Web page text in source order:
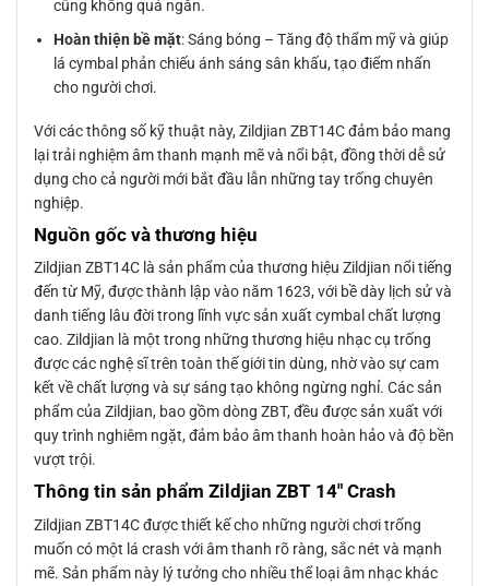
cũng không quá ngắn.
Hoàn thiện bề mặt: Sáng bóng – Tăng độ thẩm mỹ và giúp
lá cymbal phản chiếu ánh sáng sân khấu, tạo điểm nhấn
cho người chơi.
Với các thông số kỹ thuật này, Zildjian ZBT14C đảm bảo mang
lại trải nghiệm âm thanh mạnh mẽ và nổi bật, đồng thời dễ sử
dụng cho cả người mới bắt đầu lẫn những tay trống chuyên
nghiệp.
Nguồn gốc và thương hiệu
Zildjian ZBT14C là sản phẩm của thương hiệu Zildjian nổi tiếng
đến từ Mỹ, được thành lập vào năm 1623, với bề dày lịch sử và
danh tiếng lâu đời trong lĩnh vực sản xuất cymbal chất lượng
cao. Zildjian là một trong những thương hiệu nhạc cụ trống
được các nghệ sĩ trên toàn thế giới tin dùng, nhờ vào sự cam
kết về chất lượng và sự sáng tạo không ngừng nghỉ. Các sản
phẩm của Zildjian, bao gồm dòng ZBT, đều được sản xuất với
quy trình nghiêm ngặt, đảm bảo âm thanh hoàn hảo và độ bền
vượt trội.
Thông tin sản phẩm Zildjian ZBT 14″ Crash
Zildjian ZBT14C được thiết kế cho những người chơi trống
muốn có một lá crash với âm thanh rõ ràng, sắc nét và mạnh
mẽ. Sản phẩm này lý tưởng cho nhiều thể loại âm nhạc khác